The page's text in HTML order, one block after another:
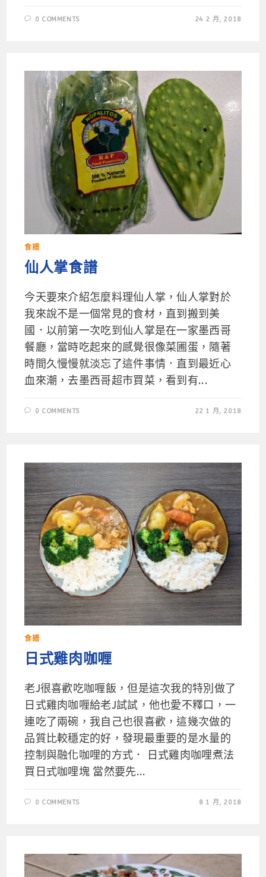
0 COMMENTS 24 2 月, 2018
食譜
仙人掌食譜
今天要來介紹怎麼料理仙人掌，仙人掌對於
我來說不是一個常見的食材，直到搬到美
國．以前第一次吃到仙人掌是在一家墨西哥
餐廳，當時吃起來的感覺很像菜圃蛋，隨著
時間久慢慢就淡忘了這件事情．直到最近心
血來潮，去墨西哥超市買菜，看到有...
0 COMMENTS 22 1 月, 2018
食譜
日式雞肉咖喱
老J很喜歡吃咖喱飯，但是這次我的特別做了
日式雞肉咖喱給老J試試，他也愛不釋口，一
連吃了兩碗，我自己也很喜歡，這幾次做的
品質比較穩定的好，發現最重要的是水量的
控制與融化咖哩的方式． 日式雞肉咖哩煮法
買日式咖哩塊 當然要先...
0 COMMENTS 8 1 月, 2018